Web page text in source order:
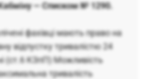
— Списком № 1290.
фахівці мають право на
відпустку тривалістю 24
(ст.6 КЗпП) Можливість
тривалість